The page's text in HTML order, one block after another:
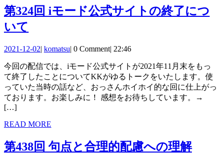
ビ
ゲ
シ
ョ
ン
第324回 iモード公式サイトの終了につ
いて
回
i
モ
ー
式
2021-12-022021-
02
| komatsukomatsu
| 0 Comment| 22:46
今回の配信では、iモード公式サイトが2021年11月末をもっ
て終了したことについてKKがゆるトークをいたします。使
っていた当時の話など、おっさんホイホイ的な回に仕上がっ
ております。お楽しみに！ 感想をお待ちしています。→
[…]
READ MORE
第438回 句点と合理的配慮への理解第